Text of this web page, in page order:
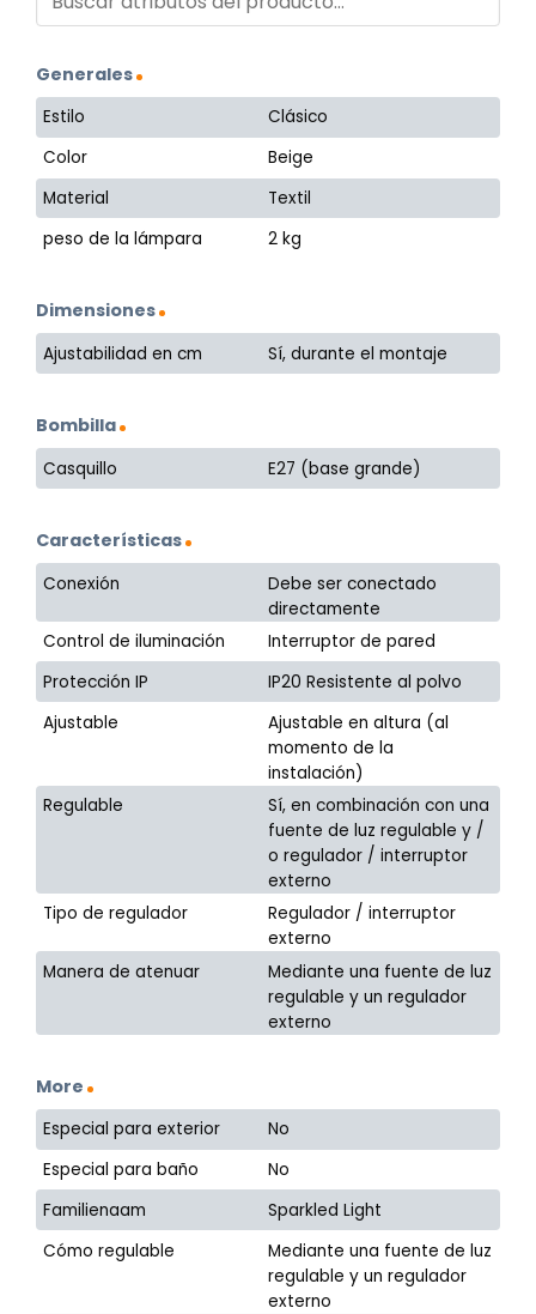
Generales
Estilo
Clásico
Color
Beige
Material
Textil
peso de la lámpara
2 kg
Dimensiones
Ajustabilidad en cm Sí, durante el montaje
Bombilla
Casquillo E27 (base grande)
Características
Conexión
Debe ser conectado
directamente
Control de iluminación
Interruptor de pared
Protección IP
IP20 Resistente al polvo
Ajustable
Ajustable en altura (al
momento de la
instalación)
Regulable
Sí, en combinación con una
fuente de luz regulable y /
o regulador / interruptor
externo
Tipo de regulador
Regulador / interruptor
externo
Manera de atenuar
Mediante una fuente de luz
regulable y un regulador
externo
More
Especial para exterior
No
Especial para baño
No
Familienaam
Sparkled Light
Cómo regulable
Mediante una fuente de luz
regulable y un regulador
externo